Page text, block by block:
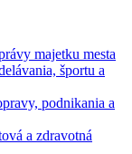
majetku mesta
športu a
podnikania a
a zdravotná